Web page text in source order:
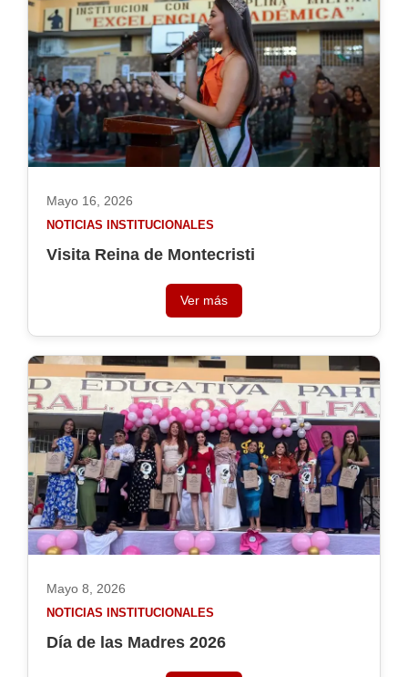
Mayo 16, 2026
NOTICIAS INSTITUCIONALES
Visita Reina de Montecristi
Ver más
Mayo 8, 2026
NOTICIAS INSTITUCIONALES
Día de las Madres 2026